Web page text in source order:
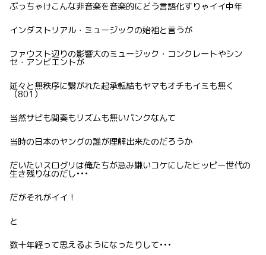
ぶっちゃけこんな非音楽を音楽的にどう言語化すりゃイイ中年
インダストリアル・ミュージックの始祖と言うが
ファウスト辺りの影響大のミュージック・コンクレートやシン
セ・アンビエントが
延々と無秩序に繋がれた起承転結もヤマもオチもイミも無く
（801）
当然サビも間奏もリズムも無いパンクなんて
当時の日本のヤングの誰が理解出来たのだろうか
だいたいスログリは俺たちが忌み嫌いコケにしたヒッピー世代の
生き残りなのだし•••
だがそれがイイ！
と
数十年経って思えるようになったりして•••